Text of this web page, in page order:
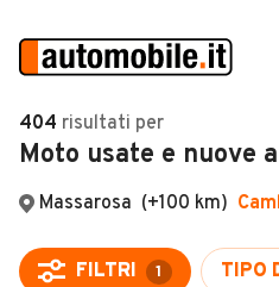
Auto
Auto usate
Auto Km 0
VENDI
MAGAZINE
ACCEDI
404 risultati per
Moto usate e nuove